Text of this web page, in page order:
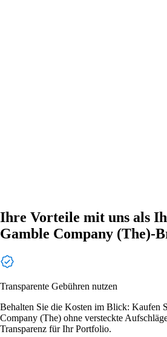
Ihre Vorteile mit uns als
Gamble Company (The)-
Transparente Gebühren nutzen
Behalten Sie die Kosten im Blick: Kaufen
Company (The) ohne versteckte
Transparenz für Ihr Portfolio.